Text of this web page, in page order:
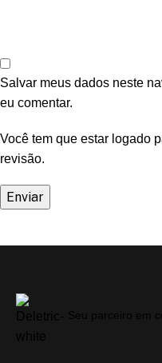
Salvar meus dados neste
eu comentar.
Você tem que estar logado
revisão.